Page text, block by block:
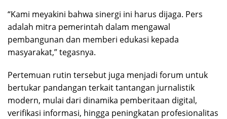
“Kami meyakini bahwa sinergi ini harus dijaga. Pers
adalah mitra pemerintah dalam mengawal
pembangunan dan memberi edukasi kepada
masyarakat,” tegasnya.
Pertemuan rutin tersebut juga menjadi forum untuk
bertukar pandangan terkait tantangan jurnalistik
modern, mulai dari dinamika pemberitaan digital,
verifikasi informasi, hingga peningkatan profesionalitas